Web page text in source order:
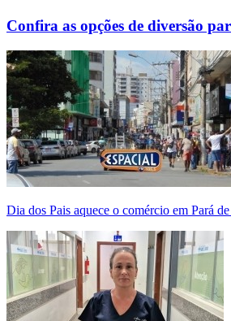
Confira as opções de diversão
Dia dos Pais aquece o comércio em Pará